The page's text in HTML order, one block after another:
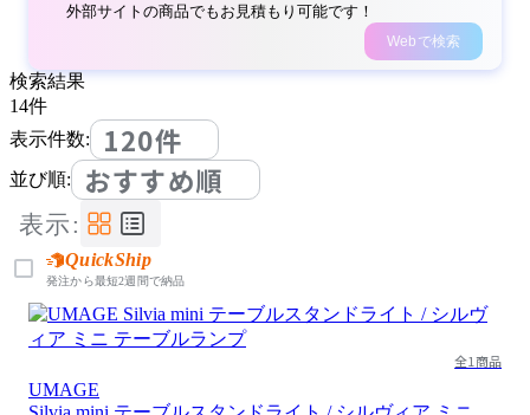
外部サイトの商品でもお見積もり可能です！
Webで検索
検索結果
14件
表示件数:
120件
並び順: おすすめ順
表示:
QuickShip
発注から最短2週間で納品
全1商品
UMAGE